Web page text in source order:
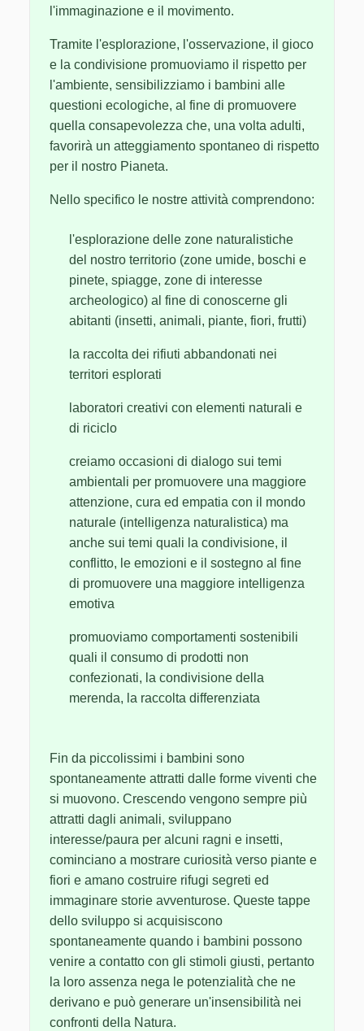
l'immaginazione e il movimento.
Tramite l'esplorazione, l'osservazione, il gioco
e la condivisione promuoviamo il rispetto per
l'ambiente, sensibilizziamo i bambini alle
questioni ecologiche, al fine di promuovere
quella consapevolezza che, una volta adulti,
favorirà un atteggiamento spontaneo di rispetto
per il nostro Pianeta.
Nello specifico le nostre attività comprendono:
l'esplorazione delle zone naturalistiche
del nostro territorio (zone umide, boschi e
pinete, spiagge, zone di interesse
archeologico) al fine di conoscerne gli
abitanti (insetti, animali, piante, fiori, frutti)
la raccolta dei rifiuti abbandonati nei
territori esplorati
laboratori creativi con elementi naturali e
di riciclo
creiamo occasioni di dialogo sui temi
ambientali per promuovere una maggiore
attenzione, cura ed empatia con il mondo
naturale (intelligenza naturalistica) ma
anche sui temi quali la condivisione, il
conflitto, le emozioni e il sostegno al fine
di promuovere una maggiore intelligenza
emotiva
promuoviamo comportamenti sostenibili
quali il consumo di prodotti non
confezionati, la condivisione della
merenda, la raccolta differenziata
Fin da piccolissimi i bambini sono
spontaneamente attratti dalle forme viventi che
si muovono. Crescendo vengono sempre più
attratti dagli animali, sviluppano
interesse/paura per alcuni ragni e insetti,
cominciano a mostrare curiosità verso piante e
fiori e amano costruire rifugi segreti ed
immaginare storie avventurose. Queste tappe
dello sviluppo si acquisiscono
spontaneamente quando i bambini possono
venire a contatto con gli stimoli giusti, pertanto
la loro assenza nega le potenzialità che ne
derivano e può generare un'insensibilità nei
confronti della Natura.